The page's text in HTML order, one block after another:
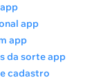
app
app
da sorte app
cadastro